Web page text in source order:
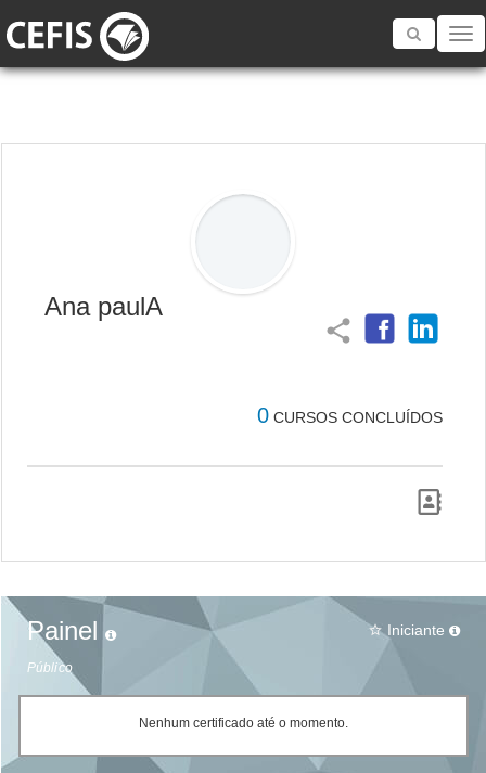
Toggle
Ana paulA
share
0 CURSOS CONCLUÍDOS
Painel
Público
star_border Iniciante
Nenhum certificado até o momento.